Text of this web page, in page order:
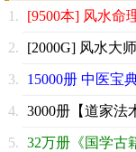
[9500本] 风水命
[2000G] 风水大
15000册 中医宝
3000册【道家法
32万册《国学古